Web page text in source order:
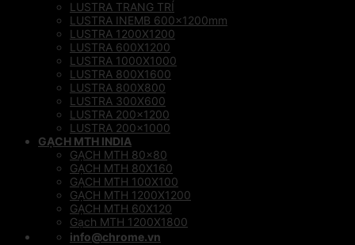
LUSTRA TRANG TRÍ
LUSTRA INEMB 600x1200mm
LUSTRA 1200X1200
LUSTRA 600X1200
LUSTRA 1000X1000
LUSTRA 800X1600
LUSTRA 800X800
LUSTRA 300X600
LUSTRA 200×1200
LUSTRA 200×1000
GẠCH MTH INDIA
GẠCH MTH 80×80
GẠCH MTH 80X160
GẠCH MTH 100X100
GẠCH MTH 1200X1200
GẠCH MTH 60X120
Gạch MTH 1200X1800
info@chrome.vn